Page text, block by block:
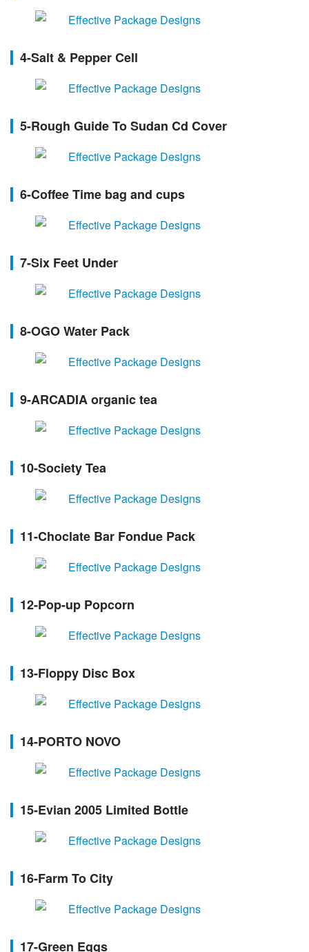
4-Salt & Pepper Cell
5-Rough Guide To Sudan Cd Cover
6-Coffee Time bag and cups
7-Six Feet Under
8-OGO Water Pack
9-ARCADIA organic tea
10-Society Tea
11-Choclate Bar Fondue Pack
12-Pop-up Popcorn
13-Floppy Disc Box
14-PORTO NOVO
15-Evian 2005 Limited Bottle
16-Farm To City
17-Green Eggs